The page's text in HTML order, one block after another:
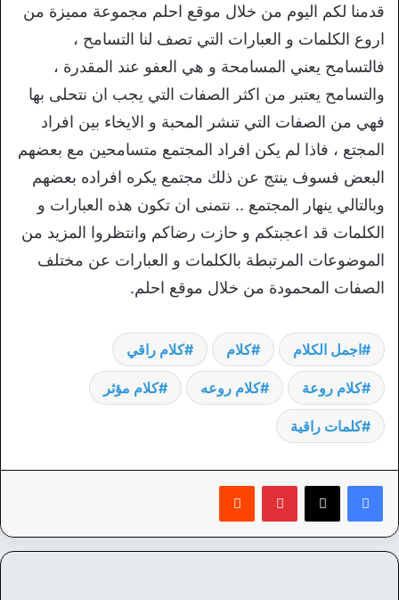
قدمنا لكم اليوم من خلال موقع احلم مجموعة مميزة من
اروع الكلمات و العبارات التي تصف لنا التسامح ،
فالتسامح يعني المسامحة و هي العفو عند المقدرة ،
والتسامح يعتبر من اكثر الصفات التي يجب ان نتحلى بها
فهي من الصفات التي تنشر المحبة و الايخاء بين افراد
المجتع ، فاذا لم يكن افراد المجتمع متسامحين مع بعضهم
البعض فسوف ينتج عن ذلك مجتمع يكره افراده بعضهم
وبالتالي ينهار المجتمع .. نتمنى ان تكون هذه العبارات و
الكلمات قد اعجبتكم و حازت رضاكم وانتظروا المزيد من
الموضوعات المرتبطة بالكلمات و العبارات عن مختلف
الصفات المحمودة من خلال موقع احلم.
اجمل الكلام كلام كلام راقي
كلام روعة كلام روعه كلام مؤثر
كلمات راقية
بينتيريست